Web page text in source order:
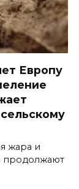
Европу
жара и
продолжают